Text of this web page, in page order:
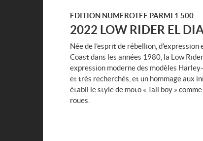
ÉDITION NUMÉROTÉE PARMI 1 500
2022 LOW RIDER EL
Née de l’esprit de rébellion,
Coast dans les années 1980, la Low
expression moderne des modèles
et très recherchés, et un hommage aux
établi le style de moto « Tall boy »
roues.